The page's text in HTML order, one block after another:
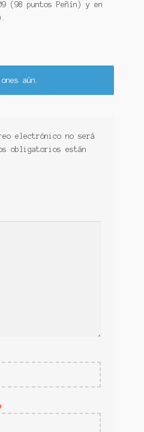
(98 puntos Peñín) y en
aún.
electrónico no será
obligatorios están